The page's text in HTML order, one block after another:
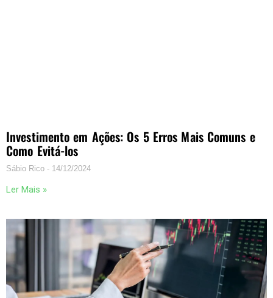
Investimento em Ações: Os 5 Erros Mais Comuns e
Como Evitá-los
Sábio Rico 14/12/2024
Ler Mais »